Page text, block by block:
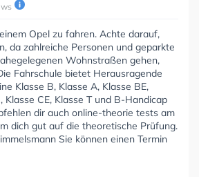
Opel zu fahren. Achte darauf,
da zahlreiche Personen und geparkte
Wohnstraßen gehen,
Fahrschule bietet Herausragende
Klasse B, Klasse A, Klasse BE,
Klasse CE, Klasse T und B-Handicap
dir auch online-theorie tests am
dich gut auf die theoretische Prüfung.
Sie können einen Termin